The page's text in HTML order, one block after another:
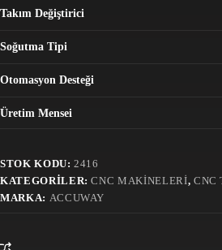
Takım Değiştirici
Soğutma Tipi
Otomasyon Desteği
Üretim Mensei
STOK KODU: 2416
KATEGORILER:CNC MAKINELERI, CNC
MARKA: ACCUWAY